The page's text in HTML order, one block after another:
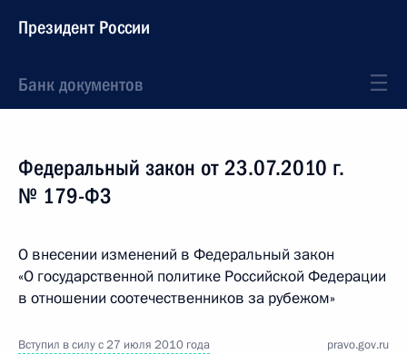
Президент России
Банк документов
Федеральный закон от 23.07.2010 г.
№ 179-ФЗ
О внесении изменений в Федеральный закон
«О государственной политике Российской Федерации
в отношении соотечественников за рубежом»
Вступил в силу с 27 июля 2010 года pravo.gov.ru